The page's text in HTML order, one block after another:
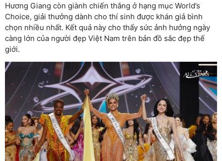
Hương Giang còn giành chiến thắng ở hạng mục World’s
Choice, giải thưởng dành cho thí sinh được khán giả bình
chọn nhiều nhất. Kết quả này cho thấy sức ảnh hưởng ngày
càng lớn của người đẹp Việt Nam trên bản đồ sắc đẹp thế
giới.